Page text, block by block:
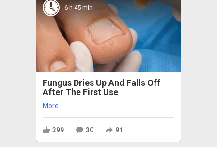
6 h 45 min
Fungus Dries Up And Falls Off
After The First Use
More
399 30 91